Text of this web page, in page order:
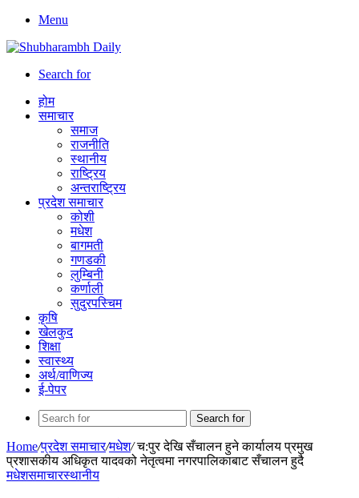
Menu
Search for
होम
समाचार
समाज
राजनीति
स्थानीय
राष्ट्रिय
अन्तराष्ट्रिय
प्रदेश समाचार
कोशी
मधेश
बागमती
गणडकी
लुम्बिनी
कर्णाली
सुदुरपस्चिम
कृषि
खेलकुद
शिक्षा
स्वास्थ्य
अर्थ/वाणिज्य
ई-पेपर
Search for
Home/प्रदेश समाचार/मधेश/च:पुर देखि सँचालन हुने कार्यालय प्रमुख
प्रशासकीय अधिकृत यादवको नेतृत्वमा नगरपालिकाबाट सँचालन हुदै
मधेशसमाचारस्थानीय